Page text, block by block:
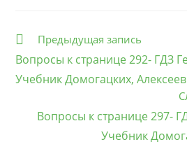
Еще
Предыдущая запись
Вопросы к странице 292- ГДЗ
Учебник Домогацких,
Вопросы к странице 297-
Учебник